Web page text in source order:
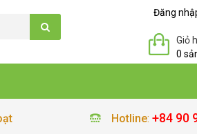
Đăng
Giỏ
0
Hotline: +84 90